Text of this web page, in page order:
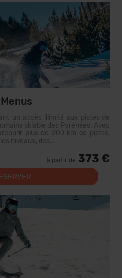
un accès illimité aux pistes de
skiable des Pyrénées. Avec
plus de 200 km de pistes,
niveaux, des...
à partir de 373 €